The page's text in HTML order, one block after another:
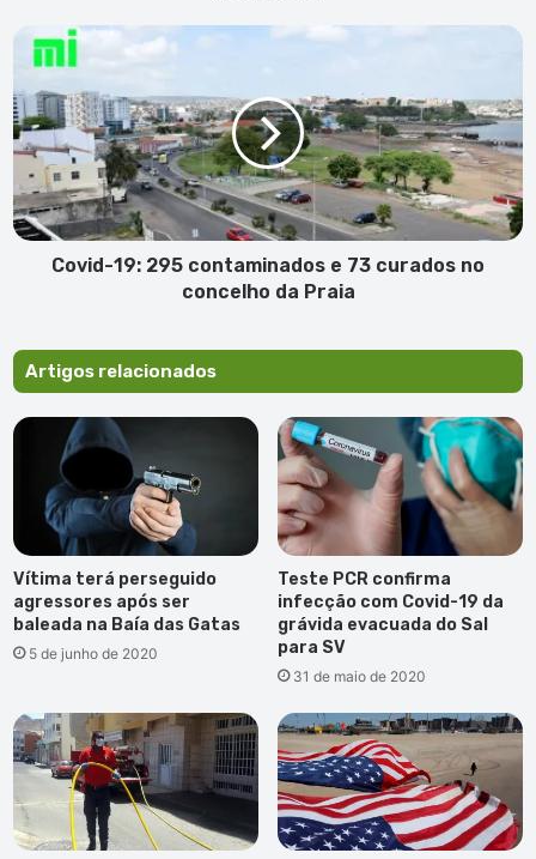
Covid-
contaminados
e
73
curados
no
concelho
Covid-19: 295 contaminados e 73 curados no
concelho da Praia
Artigos relacionados
Vítima terá perseguido
agressores após ser
baleada na Baía das Gatas
5 de junho de 2020
Teste PCR confirma
infecção com Covid-19 da
grávida evacuada do Sal
para SV
31 de maio de 2020